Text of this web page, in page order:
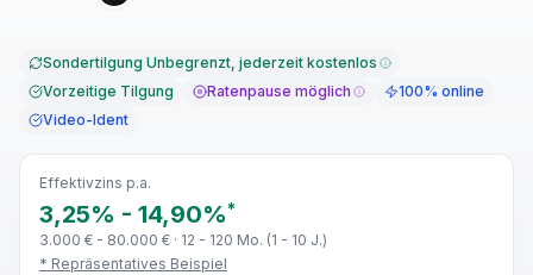
Sondertilgung Unbegrenzt, jederzeit kostenlos
Vorzeitige Tilgung
Ratenpause möglich
100% online
Video-Ident
Effektivzins p.a.
3,25% - 14,90%*
3.000 € - 80.000 € · 12 - 120 Mo. (1 - 10 J.)
* Repräsentatives Beispiel